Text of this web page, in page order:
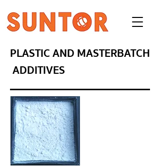
PLASTIC AND MASTERBATCH
ADDITIVES